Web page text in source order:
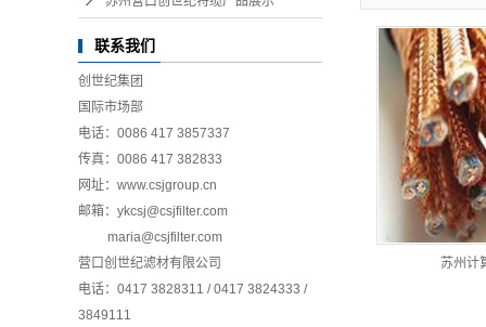
联系我们
创世纪集团
国际市场部
电话：0086 417 3857337
传真：0086 417 382833
网址：www.csjgroup.cn
邮箱：ykcsj@csjfilter.com
maria@csjfilter.com
营口创世纪滤材有限公司
电话：0417 3828311 / 0417 3824333 /
3849111
苏州计